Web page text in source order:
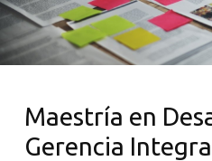
Maestría en
Gerencia